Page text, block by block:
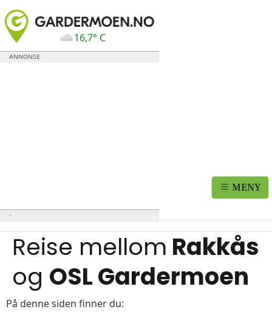
16,7° C
MENY
Reise mellom Rakkås
og OSL Gardermoen
På denne siden finner du: